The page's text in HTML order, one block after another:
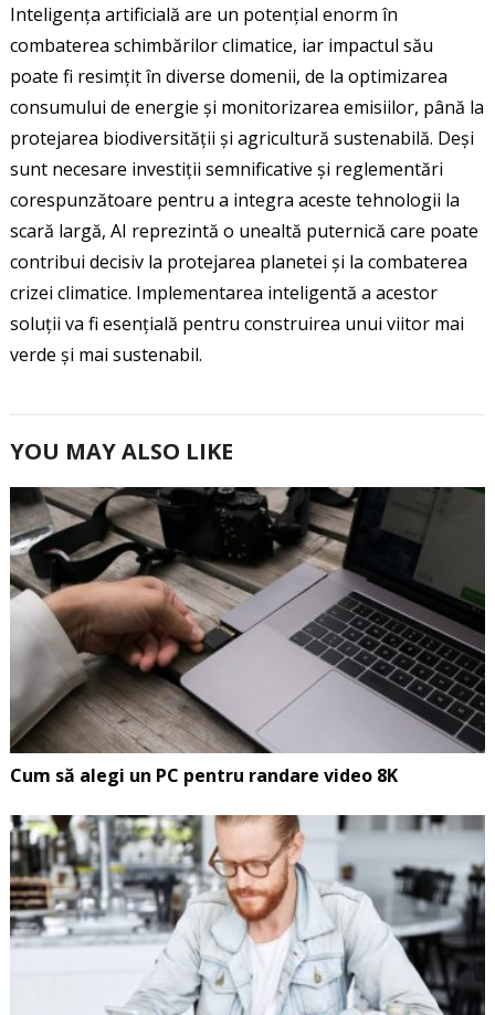
Inteligența artificială are un potențial enorm în
combaterea schimbărilor climatice, iar impactul său
poate fi resimțit în diverse domenii, de la optimizarea
consumului de energie și monitorizarea emisiilor, până la
protejarea biodiversității și agricultură sustenabilă. Deși
sunt necesare investiții semnificative și reglementări
corespunzătoare pentru a integra aceste tehnologii la
scară largă, AI reprezintă o unealtă puternică care poate
contribui decisiv la protejarea planetei și la combaterea
crizei climatice. Implementarea inteligentă a acestor
soluții va fi esențială pentru construirea unui viitor mai
verde și mai sustenabil.
YOU MAY ALSO LIKE
Cum să alegi un PC pentru randare video 8K